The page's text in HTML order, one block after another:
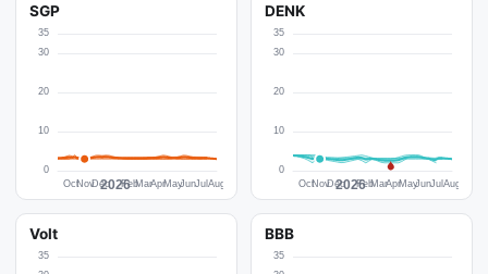
SGP DENK
Volt BBB